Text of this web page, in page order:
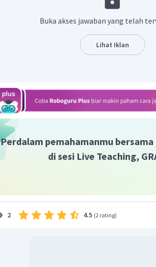
Dengan mensubstitusikan ke persamaan
Buka akses jawaban yang telah
Lihat Iklan
Perdalam pemahamanmu
di sesi Live Teaching,
2 4.5 (2 rating)